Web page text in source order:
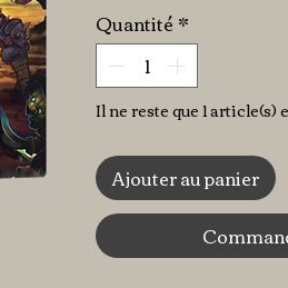
Quantité *
Il ne reste que 1 article(s)
Ajouter au panier